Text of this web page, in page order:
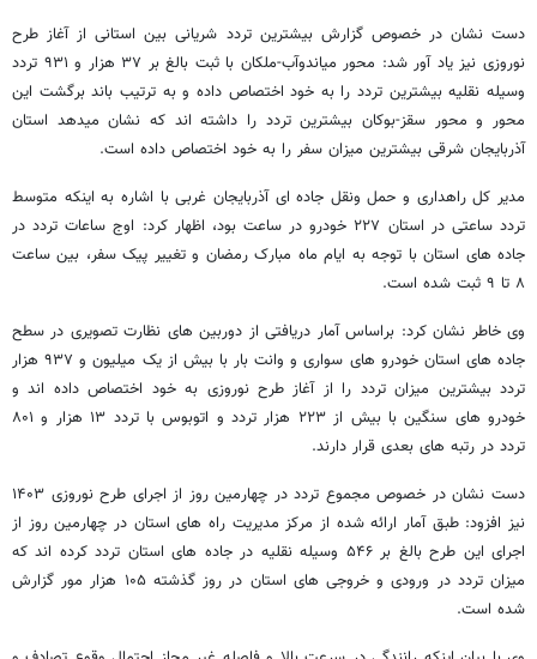
دست نشان در خصوص گزارش بیشترین تردد شریانی بین استانی از آغاز طرح
نوروزی نیز یاد آور شد: محور میاندوآب-ملکان با ثبت بالغ بر ۳۷ هزار و ۹۳۱ تردد
وسیله نقلیه بیشترین تردد را به خود اختصاص داده و به ترتیب باند برگشت این
محور و محور سقز-بوکان بیشترین تردد را داشته اند که نشان میدهد استان
آذربایجان شرقی بیشترین میزان سفر را به خود اختصاص داده است.
مدیر کل راهداری و حمل ونقل جاده ای آذربایجان غربی با اشاره به اینکه متوسط
تردد ساعتی در استان ۲۲۷ خودرو در ساعت بود، اظهار کرد: اوج ساعات تردد در
جاده های استان با توجه به ایام ماه مبارک رمضان و تغییر پیک سفر، بین ساعت
۸ تا ۹ ثبت شده است.
وی خاطر نشان کرد: براساس آمار دریافتی از دوربین های نظارت تصویری در سطح
جاده های استان خودرو های سواری و وانت بار با بیش از یک میلیون و ۹۳۷ هزار
تردد بیشترین میزان تردد را از آغاز طرح نوروزی به خود اختصاص داده اند و
خودرو های سنگین با بیش از ۲۲۳ هزار تردد و اتوبوس با تردد ۱۳ هزار و ۸۰۱
تردد در رتبه های بعدی قرار دارند.
دست نشان در خصوص مجموع تردد در چهارمین روز از اجرای طرح نوروزی ۱۴۰۳
نیز افزود: طبق آمار ارائه شده از مرکز مدیریت راه های استان در چهارمین روز از
اجرای این طرح بالغ بر ۵۴۶ وسیله نقلیه در جاده های استان تردد کرده اند که
میزان تردد در ورودی و خروجی های استان در روز گذشته ۱۰۵ هزار مور گزارش
شده است.